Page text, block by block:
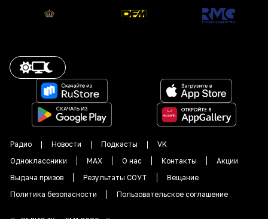
Радио Новости Подкасты
VK
Одноклассники
MAX О нас Контакты
Акции
Выдача призов
Результаты СОУТ
Вещание
Политика безопасности
Пользовательское соглашение